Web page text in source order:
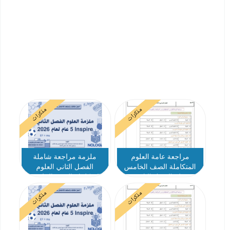
مذكرات
مراجعة عامة العلوم
المتكاملة الصف الخامس
مذكرات
ملزمة مراجعة شاملة
الفصل الثاني العلوم
انسبير عام الفصل الثاني
مذكرات مذكرات